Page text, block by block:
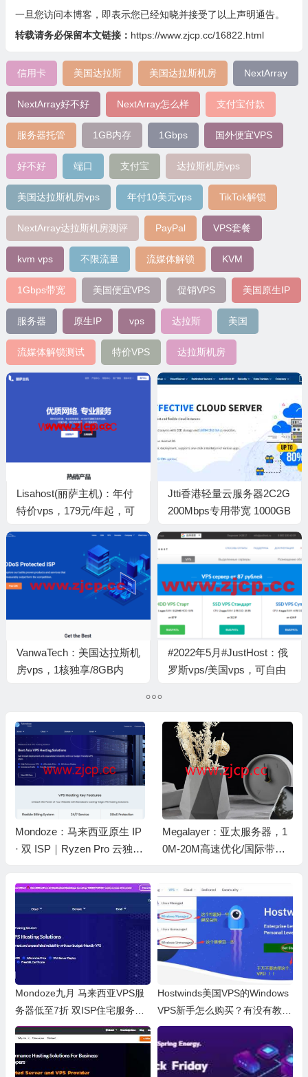
一旦您访问本博客，即表示您已经知晓并接受了以上声明通告。
转载请务必保留本文链接： https://www.zjcp.cc/16822.html
信用卡 美国达拉斯 美国达拉斯机房 NextArray
NextArray好不好 NextArray怎么样 支付宝付款
服务器托管 1GB内存 1Gbps 国外便宜VPS
好不好 端口 支付宝 达拉斯机房vps
美国达拉斯机房vps 年付10美元vps TikTok解锁
NextArray达拉斯机房测评 PayPal VPS套餐
kvm vps 不限流量 流媒体解锁 KVM
1Gbps带宽 美国便宜VPS 促销VPS 美国原生IP
服务器 原生IP vps 达拉斯 美国
流媒体解锁测试 特价VPS 达拉斯机房
Lisahost(丽萨主机)：年付
特价vps，179元/年起，可
或4837/香港cmi/英国双ISP
原生/新加坡大带宽/日本原
生IP
Jtti香港轻量云服务器2C2G
200Mbps专用带宽 1000GB
样，值得入手吗？
VanwaTech：美国达拉斯机
房vps，1核独享/8GB内
#2022年5月#JustHost：俄
罗斯vps/美国vps，可自由
房简单测评（第二次测评）
Mondoze：马来西亚原生 IP
· 双 ISP｜Ryzen Pro 云独立
量 · Linux/Windows 可选 · 支
Megalayer：亚太服务器，1
0M-20M高速优化/国际带宽
Mondoze九月 马来西亚VPS服
务器低至7折 双ISP住宅服务器/
支持TikTok、Netflix等 测评
Hostwinds美国VPS的Windows
VPS新手怎么购买？有没有教程
啊？